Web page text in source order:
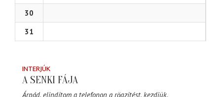
30
31
INTERJÚK
A SENKI FÁJA
Árpád, elindítom a telefonon a rögzítést, kezdjük.